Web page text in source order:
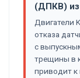
(ДПКВ)
Двигатели
отказа
с
трещины в
приводит к